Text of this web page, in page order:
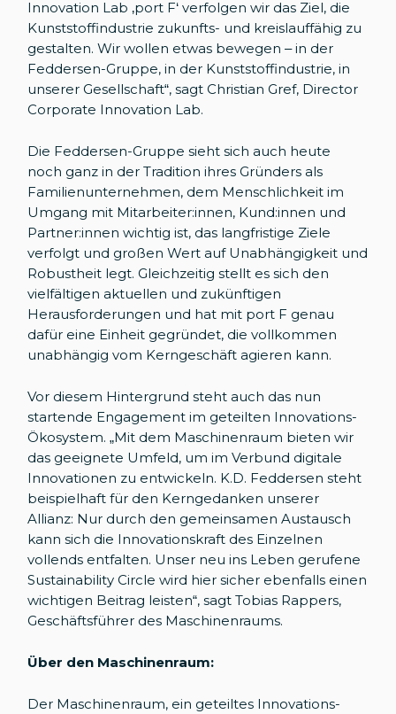
Innovation Lab ‚port F‘ verfolgen wir das Ziel, die
Kunststoffindustrie zukunfts- und kreislauffähig zu
gestalten. Wir wollen etwas bewegen – in der
Feddersen-Gruppe, in der Kunststoffindustrie, in
unserer Gesellschaft“, sagt Christian Gref, Director
Corporate Innovation Lab.
Die Feddersen-Gruppe sieht sich auch heute
noch ganz in der Tradition ihres Gründers als
Familienunternehmen, dem Menschlichkeit im
Umgang mit Mitarbeiter:innen, Kund:innen und
Partner:innen wichtig ist, das langfristige Ziele
verfolgt und großen Wert auf Unabhängigkeit und
Robustheit legt. Gleichzeitig stellt es sich den
vielfältigen aktuellen und zukünftigen
Herausforderungen und hat mit port F genau
dafür eine Einheit gegründet, die vollkommen
unabhängig vom Kerngeschäft agieren kann.
Vor diesem Hintergrund steht auch das nun
startende Engagement im geteilten Innovations-
Ökosystem. „Mit dem Maschinenraum bieten wir
das geeignete Umfeld, um im Verbund digitale
Innovationen zu entwickeln. K.D. Feddersen steht
beispielhaft für den Kerngedanken unserer
Allianz: Nur durch den gemeinsamen Austausch
kann sich die Innovationskraft des Einzelnen
vollends entfalten. Unser neu ins Leben gerufene
Sustainability Circle wird hier sicher ebenfalls einen
wichtigen Beitrag leisten“, sagt Tobias Rappers,
Geschäftsführer des Maschinenraums.
Über den Maschinenraum:
Der Maschinenraum, ein geteiltes Innovations-